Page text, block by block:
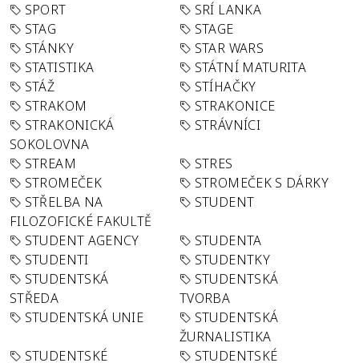
SPORT
SRÍ LANKA
STAG
STAGE
STÁNKY
STAR WARS
STATISTIKA
STÁTNÍ MATURITA
STÁŽ
STÍHAČKY
STRAKOM
STRAKONICE
STRAKONICKÁ
SOKOLOVNA
STRÁVNÍCI
STREAM
STRES
STROMEČEK
STROMEČEK S DÁRKY
STŘELBA NA
FILOZOFICKÉ FAKULTĚ
STUDENT
STUDENT AGENCY
STUDENTA
STUDENTI
STUDENTKY
STUDENTSKÁ
STŘEDA
STUDENTSKÁ
TVORBA
STUDENTSKÁ UNIE
STUDENTSKÁ
ŽURNALISTIKA
STUDENTSKÉ
STUDENTSKÉ